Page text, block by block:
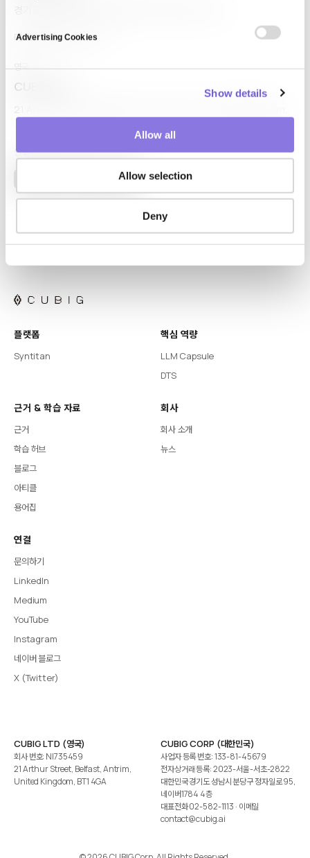
Advertising Cookies
Show details
Allow all
Allow selection
Deny
대표전화 02-582-1113
영국
CUBIG Ltd
21 Arthur Street, Belfast, Antrim, BT1 4GA, United Kingdom.
연결
플랫폼
Syntitan
핵심 역량
LLM Capsule
DTS
근거 & 학습 자료
근거
학습 허브
블로그
아티클
용어집
회사
회사 소개
뉴스
연결
문의하기
LinkedIn
Medium
YouTube
Instagram
네이버 블로그
X (Twitter)
CUBIG LTD (영국)
회사 번호: NI735459
21 Arthur Street, Belfast, Antrim,
United Kingdom, BT1 4GA
CUBIG CORP (대한민국)
사업자 등록 번호: 133-81-45679
전자상거래 등록: 2023-서울-서초-2822
대한민국 경기도 성남시 분당구 정자일로 95,
네이버1784 4층
대표전화02-582-1113 · 이메일
contact@cubig.ai